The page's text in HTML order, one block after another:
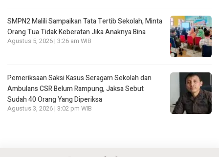
SMPN2 Malili Sampaikan Tata Tertib Sekolah, Minta
Orang Tua Tidak Keberatan Jika Anaknya Bina
Agustus 5, 2026 | 3:26 am WIB
Pemeriksaan Saksi Kasus Seragam Sekolah dan
Ambulans CSR Belum Rampung, Jaksa Sebut
Sudah 40 Orang Yang Diperiksa
Agustus 3, 2026 | 3:02 pm WIB